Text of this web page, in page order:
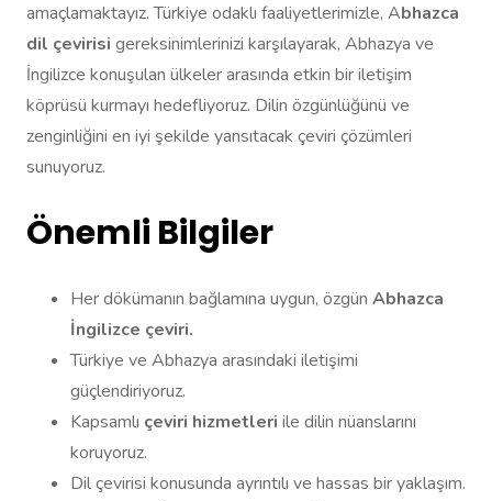
amaçlamaktayız. Türkiye odaklı faaliyetlerimizle, Abhazca
dil çevirisi gereksinimlerinizi karşılayarak, Abhazya ve
İngilizce konuşulan ülkeler arasında etkin bir iletişim
köprüsü kurmayı hedefliyoruz. Dilin özgünlüğünü ve
zenginliğini en iyi şekilde yansıtacak çeviri çözümleri
sunuyoruz.
Önemli Bilgiler
Her dökümanın bağlamına uygun, özgün Abhazca
İngilizce çeviri.
Türkiye ve Abhazya arasındaki iletişimi
güçlendiriyoruz.
Kapsamlı çeviri hizmetleri ile dilin nüanslarını
koruyoruz.
Dil çevirisi konusunda ayrıntılı ve hassas bir yaklaşım.